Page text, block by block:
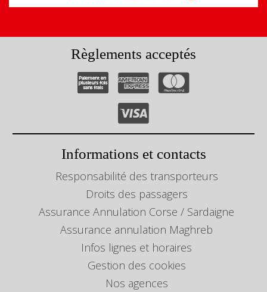
Règlements acceptés
Informations et contacts
Responsabilité des transporteurs
Droits des passagers
Assurance Annulation Corse / Sardaigne
Assurance annulation Maghreb
Infos lignes et horaires
Gestion des cookies
Nos agences